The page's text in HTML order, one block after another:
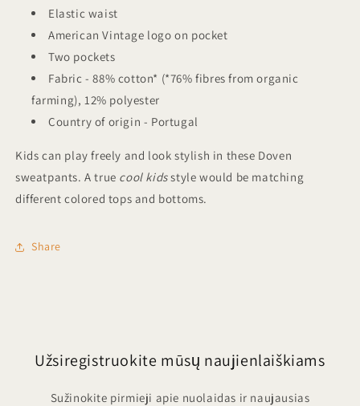
Elastic waist
American Vintage logo on pocket
Two pockets
Fabric -88% cotton* (*76% fibres from organic
farming), 12% polyester
Country of origin - Portugal
Kids can play freely and look stylish in these Doven
sweatpants. A true cool kidsstyle would be matching
different colored tops and bottoms.
Share
Užsiregistruokite mūsų naujienlaiškiams
Sužinokite pirmieji apie nuolaidas ir naujausias